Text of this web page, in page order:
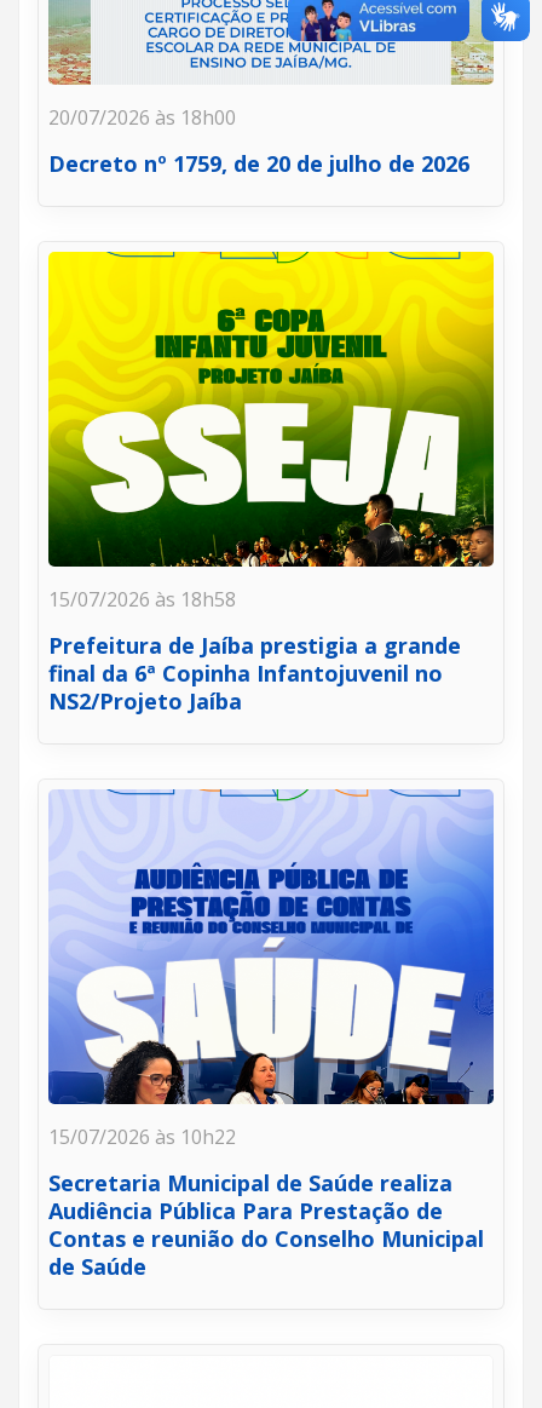
20/07/2026 às 18h00
Decreto nº 1759, de 20 de julho de 2026
15/07/2026 às 18h58
Prefeitura de Jaíba prestigia a grande
final da 6ª Copinha Infantojuvenil no
NS2/Projeto Jaíba
15/07/2026 às 10h22
Secretaria Municipal de Saúde realiza
Audiência Pública Para Prestação de
Contas e reunião do Conselho Municipal
de Saúde